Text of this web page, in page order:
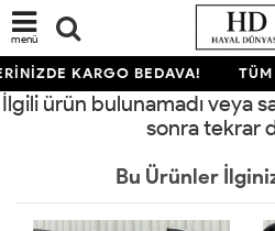
menü
KARGO BEDAVA! TÜM
İlgili ürün bulunamadı veya
sonra tekrar
Bu Ürünler